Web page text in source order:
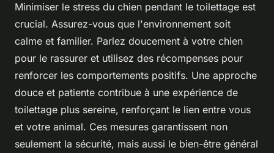
Minimiser le stress du chien pendant le toilettage est
crucial. Assurez-vous que l'environnement soit
calme et familier. Parlez doucement à votre chien
pour le rassurer et utilisez des récompenses pour
renforcer les comportements positifs. Une approche
douce et patiente contribue à une expérience de
toilettage plus sereine, renforçant le lien entre vous
et votre animal. Ces mesures garantissent non
seulement la sécurité, mais aussi le bien-être général